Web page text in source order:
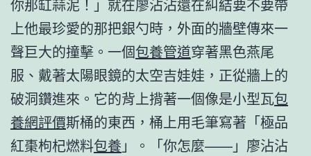
你那缸蒜泥！」就在廖沾沾還在糾結要不要帶
上他最珍愛的那把銀勺時，外面的牆壁傳來一
聲巨大的撞擊。一個包養管道穿著黑色燕尾
服、戴著太陽眼鏡的太空吉娃娃，正從牆上的
破洞鑽進來。它的背上揹著一個像是小型瓦包
養網評價斯桶的東西，桶上用毛筆寫著「極品
紅棗枸杞燃料包養 」。「你怎麼——」廖沾沾